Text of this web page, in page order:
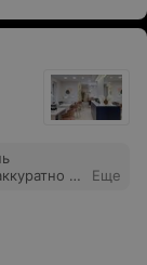
и
вкус и
Еще